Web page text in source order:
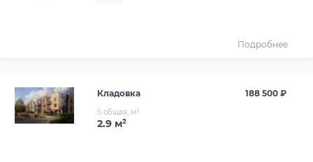
Подробнее
Кладовка 188 500 ₽
S общая, м²
2.9 м²